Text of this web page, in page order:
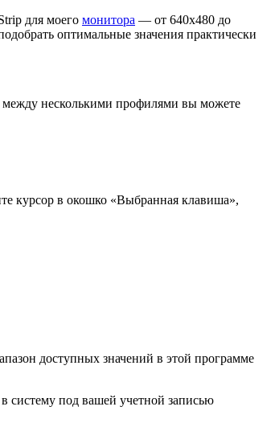
для моего монитора — от 640х480 до
оптимальные значения практически
между несколькими профилями вы можете
курсор в окошко «Выбранная клавиша»,
доступных значений в этой программе
систему под вашей учетной записью